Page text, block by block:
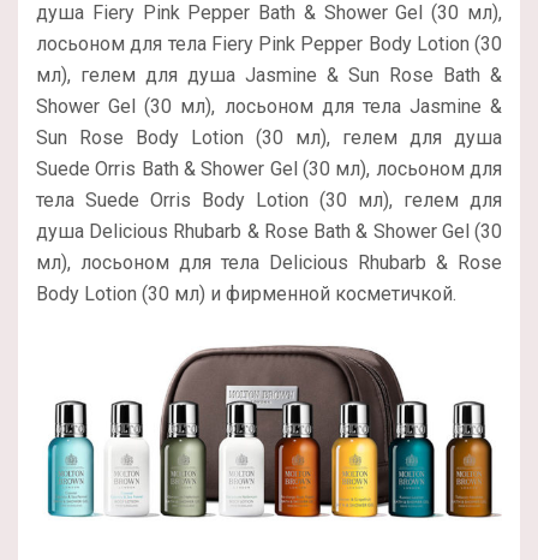
душа Fiery Pink Pepper Bath & Shower Gel (30 мл),
лосьоном для тела Fiery Pink Pepper Body Lotion (30
мл), гелем для душа Jasmine & Sun Rose Bath &
Shower Gel (30 мл), лосьоном для тела Jasmine &
Sun Rose Body Lotion (30 мл), гелем для душа
Suede Orris Bath & Shower Gel (30 мл), лосьоном для
тела Suede Orris Body Lotion (30 мл), гелем для
душа Delicious Rhubarb & Rose Bath & Shower Gel (30
мл), лосьоном для тела Delicious Rhubarb & Rose
Body Lotion (30 мл) и фирменной косметичкой.